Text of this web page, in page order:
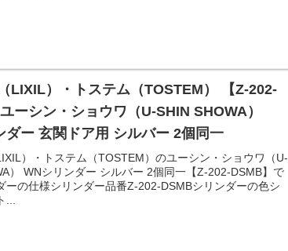
LIXIL）・トステム（TOSTEM） 【Z-202-
ーシン・ショウワ（U-SHIN SHOWA）
ダー 玄関ドア用 シルバー 2個同一
）・トステム（TOSTEM）のユーシン・ショウワ（U-
） WNシリンダー シルバー 2個同一【Z-202-DSMB】で
ーの仕様シリンダー品番Z-202-DSMBシリンダーの色シ